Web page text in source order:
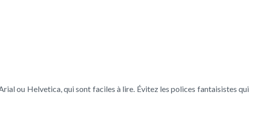
ou Helvetica, qui sont faciles à lire. Évitez les polices fantaisistes qui